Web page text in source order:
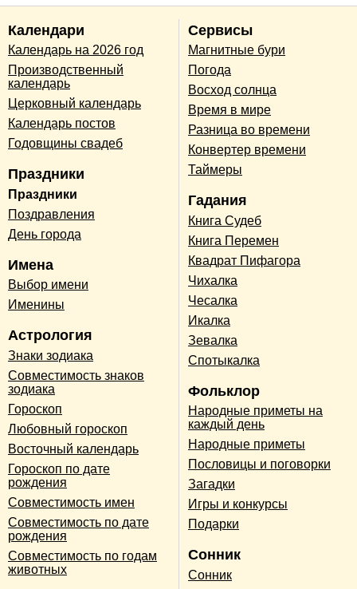
Календари
Календарь на 2026 год
Производственный
календарь
Церковный календарь
Календарь постов
Годовщины свадеб
Праздники
Праздники
Поздравления
День города
Имена
Выбор имени
Именины
Астрология
Знаки зодиака
Совместимость знаков
зодиака
Гороскоп
Любовный гороскоп
Восточный календарь
Гороскоп по дате
рождения
Совместимость имен
Совместимость по дате
рождения
Совместимость по годам
животных
Сервисы
Магнитные бури
Погода
Восход солнца
Время в мире
Разница во времени
Конвертер времени
Таймеры
Гадания
Книга Судеб
Книга Перемен
Квадрат Пифагора
Чихалка
Чесалка
Икалка
Зевалка
Спотыкалка
Фольклор
Народные приметы на
каждый день
Народные приметы
Пословицы и поговорки
Загадки
Игры и конкурсы
Подарки
Сонник
Сонник